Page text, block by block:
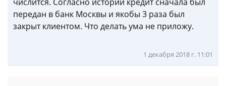
передан в банк Москвы и якобы 3 раза был
закрыт клиентом. Что делать ума не приложу.
1 декабря 2018 г. 11:01